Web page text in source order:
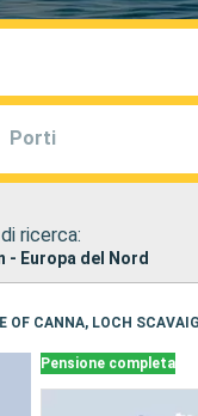
Porti
ricerca:
- Europa del Nord
Pensione completa